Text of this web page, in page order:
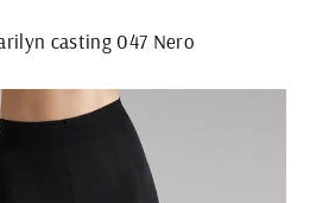
casting 047 Nero